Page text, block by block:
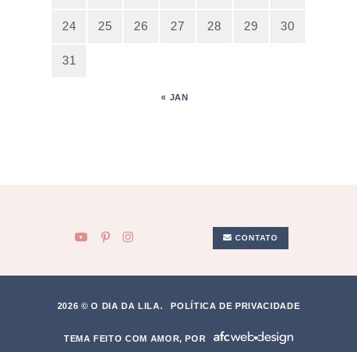
24 25 26 27 28 29 30
31
« JAN
CONTATO
2026 © O DIA DA LILA. POLÍTICA DE PRIVACIDADE
TEMA FEITO COM AMOR, POR